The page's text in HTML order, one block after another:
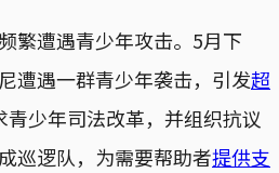
繁遭遇青少年攻击。5月下
遭遇一群青少年袭击，引发超
青少年司法改革，并组织抗议
巡逻队，为需要帮助者提供支